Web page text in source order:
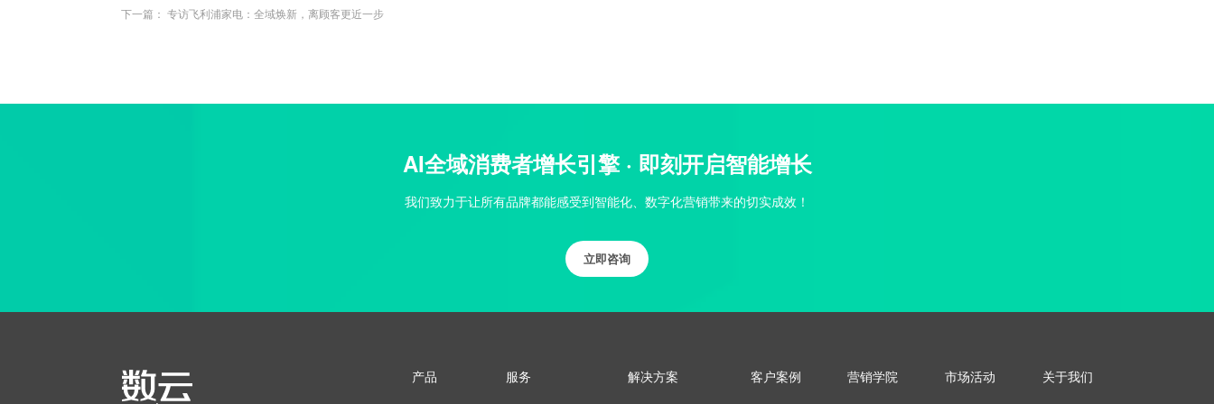
下一篇：专访飞利浦家电：全域焕新，离顾客更近一步
AI全域消费者增长引擎 · 即刻开启智能增长
我们致力于让所有品牌都能感受到智能化、数字化营销带来的切实成效！
立即咨询
产品 服务 解决方案 客户案例 营销学院 市场活动 关于我们